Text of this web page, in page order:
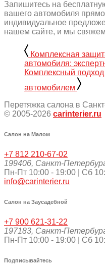
Запишитесь на
вашего автомобиля
индивидуальное
нашем сайте, и мы
Комплексная
автомобиля:
Комплексный подход
автомобилем
Перетяжка салона в
© 2005-2026 carinterier.ru
Салон на Малом
+7 812 210-67-02
199406, Санкт-
Пн-Пт 10:00 - 19:00 | Сб
info@carinterier.ru
Салон на Заусадебной
+7 900 621-31-22
197183, Санкт-
Пн-Пт 10:00 - 19:00 | Сб
Подписывайтесь